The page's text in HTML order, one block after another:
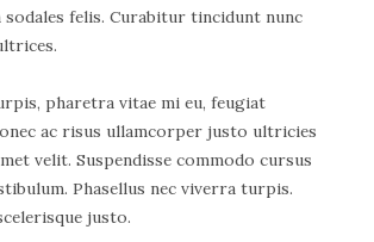
sodales felis. Curabitur tincidunt nunc
pharetra vitae mi eu, feugiat
ac risus ullamcorper justo ultricies
velit. Suspendisse commodo cursus
Phasellus nec viverra turpis.
justo.